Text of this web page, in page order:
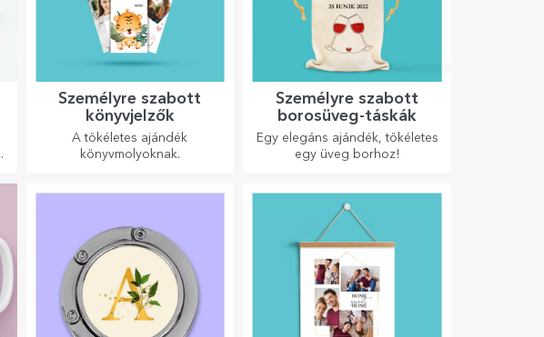
Személyre szabott
könyvjelzők
A tökéletes ajándék
könyvmolyoknak.
Személyre szabott
borosüveg-táskák
Egy elegáns ajándék, tökéletes
egy üveg borhoz!